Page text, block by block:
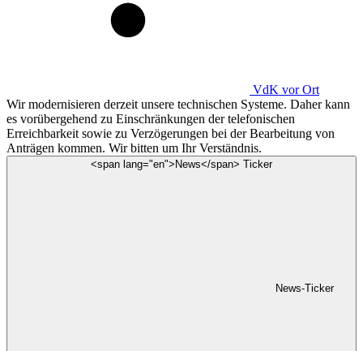
VdK vor Ort
Wir modernisieren derzeit unsere technischen Systeme. Daher kann
es vorübergehend zu Einschränkungen der telefonischen
Erreichbarkeit sowie zu Verzögerungen bei der Bearbeitung von
Anträgen kommen. Wir bitten um Ihr Verständnis.
<span lang="en">News</span> Ticker
News-Ticker